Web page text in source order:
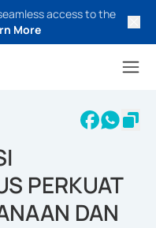
access to the
More
PERKUAT
DAN